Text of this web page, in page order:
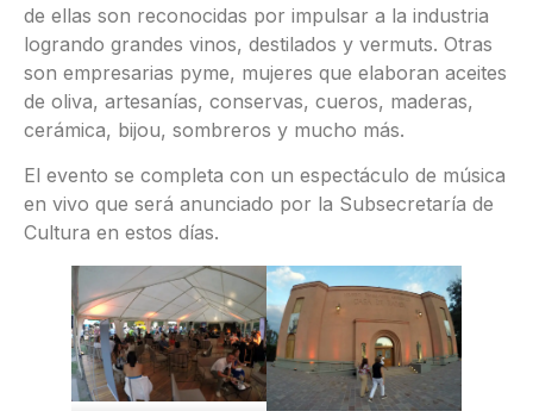
de ellas son reconocidas por impulsar a la industria
logrando grandes vinos, destilados y vermuts. Otras
son empresarias pyme, mujeres que elaboran aceites
de oliva, artesanías, conservas, cueros, maderas,
cerámica, bijou, sombreros y mucho más.
El evento se completa con un espectáculo de música
en vivo que será anunciado por la Subsecretaría de
Cultura en estos días.